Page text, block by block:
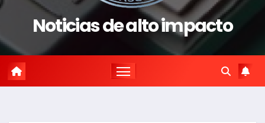
Noticias de alto impacto